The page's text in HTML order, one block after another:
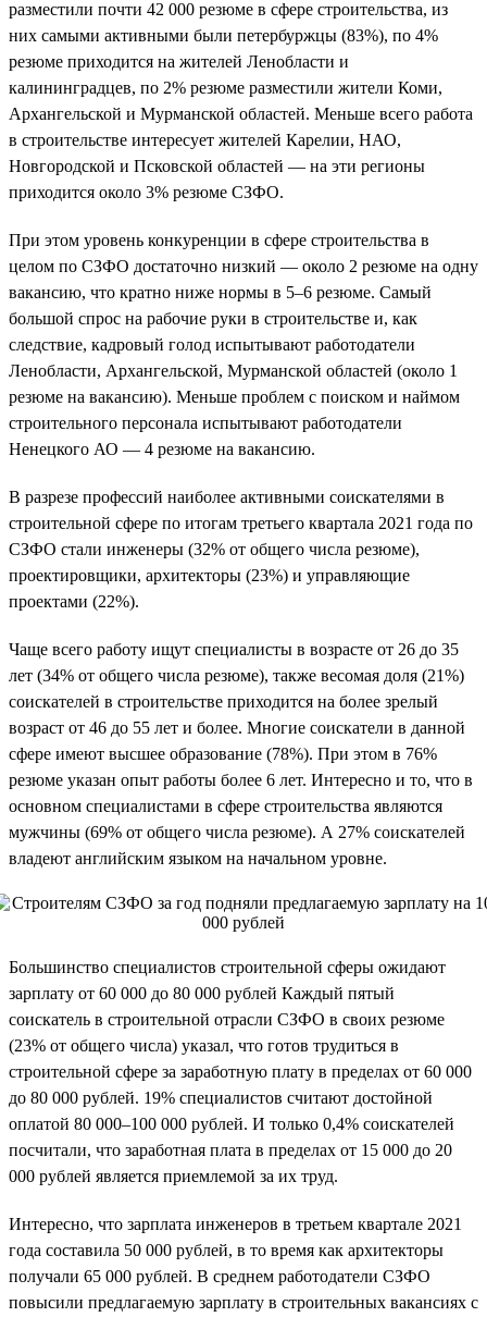
разместили почти 42 000 резюме в сфере строительства, из
них самыми активными были петербуржцы (83%), по 4%
резюме приходится на жителей Ленобласти и
калининградцев, по 2% резюме разместили жители Коми,
Архангельской и Мурманской областей. Меньше всего работа
в строительстве интересует жителей Карелии, НАО,
Новгородской и Псковской областей — на эти регионы
приходится около 3% резюме СЗФО.
При этом уровень конкуренции в сфере строительства в
целом по СЗФО достаточно низкий — около 2 резюме на одну
вакансию, что кратно ниже нормы в 5–6 резюме. Самый
большой спрос на рабочие руки в строительстве и, как
следствие, кадровый голод испытывают работодатели
Ленобласти, Архангельской, Мурманской областей (около 1
резюме на вакансию). Меньше проблем с поиском и наймом
строительного персонала испытывают работодатели
Ненецкого АО — 4 резюме на вакансию.
В разрезе профессий наиболее активными соискателями в
строительной сфере по итогам третьего квартала 2021 года по
СЗФО стали инженеры (32% от общего числа резюме),
проектировщики, архитекторы (23%) и управляющие
проектами (22%).
Чаще всего работу ищут специалисты в возрасте от 26 до 35
лет (34% от общего числа резюме), также весомая доля (21%)
соискателей в строительстве приходится на более зрелый
возраст от 46 до 55 лет и более. Многие соискатели в данной
сфере имеют высшее образование (78%). При этом в 76%
резюме указан опыт работы более 6 лет. Интересно и то, что в
основном специалистами в сфере строительства являются
мужчины (69% от общего числа резюме). А 27% соискателей
владеют английским языком на начальном уровне.
Большинство специалистов строительной сферы ожидают
зарплату от 60 000 до 80 000 рублей Каждый пятый
соискатель в строительной отрасли СЗФО в своих резюме
(23% от общего числа) указал, что готов трудиться в
строительной сфере за заработную плату в пределах от 60 000
до 80 000 рублей. 19% специалистов считают достойной
оплатой 80 000–100 000 рублей. И только 0,4% соискателей
посчитали, что заработная плата в пределах от 15 000 до 20
000 рублей является приемлемой за их труд.
Интересно, что зарплата инженеров в третьем квартале 2021
года составила 50 000 рублей, в то время как архитекторы
получали 65 000 рублей. В среднем работодатели СЗФО
повысили предлагаемую зарплату в строительных вакансиях с